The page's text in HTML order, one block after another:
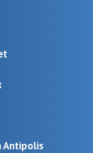
Antipolis